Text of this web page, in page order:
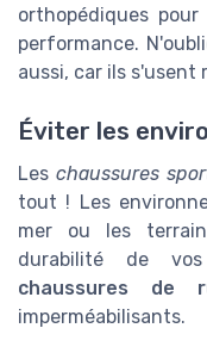
orthopédiques
performance.
aussi, car ils s'usent
Éviter les
Les chaussures
tout ! Les
mer ou les
durabilité de
chaussures de
imperméabilisants.